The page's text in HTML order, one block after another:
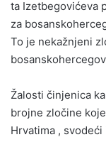
ta Izetbegovićeva
za
To je nekažnjeni
Žalosti činjenica
brojne zločine
Hrvatima , svodeći